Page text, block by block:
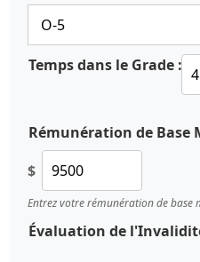
Temps dans le Grade :
Rémunération de Base
$
Entrez votre rémunération de base
Évaluation de